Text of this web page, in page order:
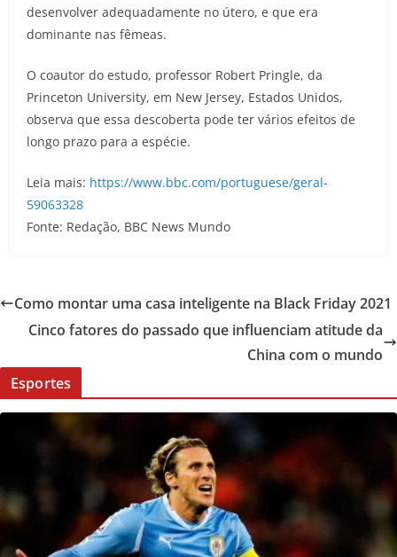
desenvolver adequadamente no útero, e que era
dominante nas fêmeas.
O coautor do estudo, professor Robert Pringle, da
Princeton University, em New Jersey, Estados Unidos,
observa que essa descoberta pode ter vários efeitos de
longo prazo para a espécie.
Leia mais: https://www.bbc.com/portuguese/geral-
59063328
Fonte: Redação, BBC News Mundo
Como montar uma casa inteligente na Black Friday 2021
Cinco fatores do passado que influenciam atitude da
China com o mundo
Esportes